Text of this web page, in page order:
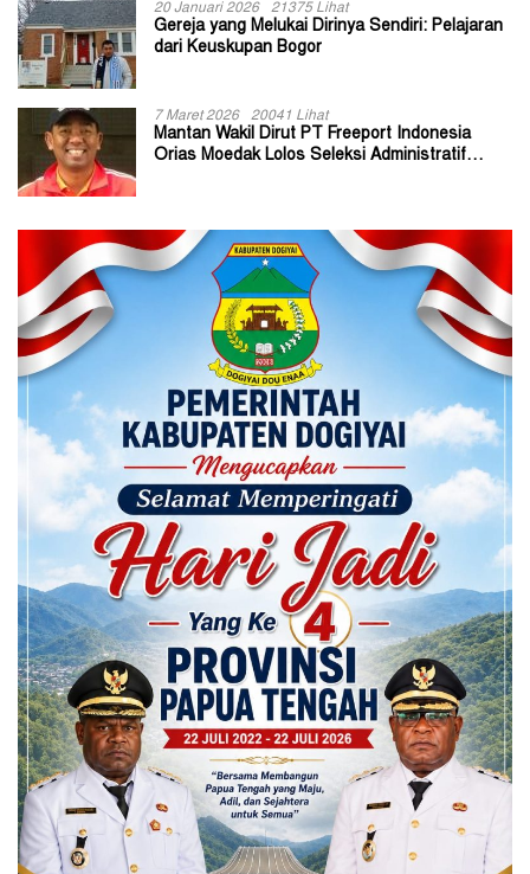
20 Januari 2026 21375 Lihat
Gereja yang Melukai Dirinya Sendiri: Pelajaran
dari Keuskupan Bogor
7 Maret 2026 20041 Lihat
Mantan Wakil Dirut PT Freeport Indonesia
Orias Moedak Lolos Seleksi Administratif